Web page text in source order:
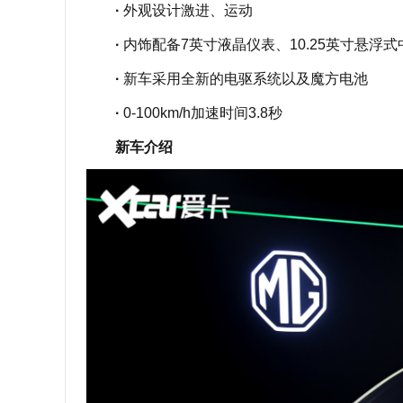
· 外观设计激进、运动
· 内饰配备7英寸液晶仪表、10.25英寸悬浮式
· 新车采用全新的电驱系统以及魔方电池
· 0-100km/h加速时间3.8秒
新车介绍